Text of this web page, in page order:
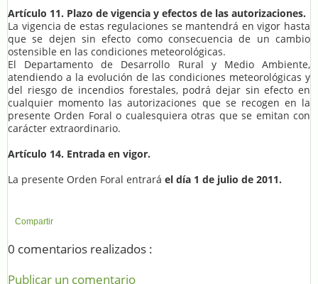
Artículo 11. Plazo de vigencia y efectos de las autorizaciones.
La vigencia de estas regulaciones se mantendrá en vigor hasta
que se dejen sin efecto como consecuencia de un cambio
ostensible en las condiciones meteorológicas.
El Departamento de Desarrollo Rural y Medio Ambiente,
atendiendo a la evolución de las condiciones meteorológicas y
del riesgo de incendios forestales, podrá dejar sin efecto en
cualquier momento las autorizaciones que se recogen en la
presente Orden Foral o cualesquiera otras que se emitan con
carácter extraordinario.
Artículo 14. Entrada en vigor.
La presente Orden Foral entrará el día 1 de julio de 2011.
Compartir
0 comentarios realizados :
Publicar un comentario